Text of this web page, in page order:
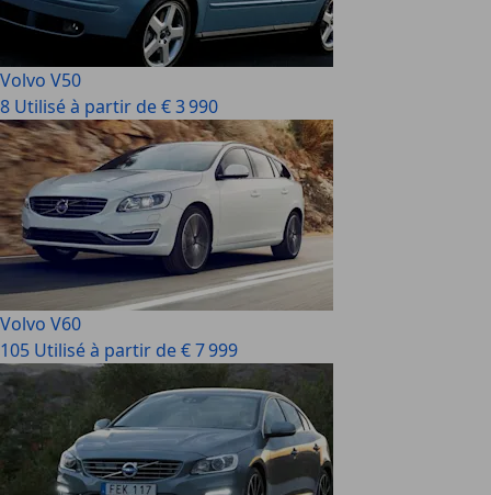
Volvo V50
8 Utilisé à partir de € 3 990
Volvo V60
105 Utilisé à partir de € 7 999